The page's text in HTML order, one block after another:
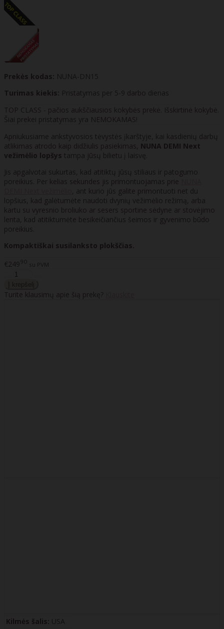
Prekės kodas: NUNA-DN15
Turimas kiekis: Pristatymas per 5-9 darbo dienas
TOP CLASS - pačios aukščiausios kokybės prekė. Išskirtinė kokybė.
Šiai prekei pristatymas yra NEMOKAMAS!
Apniukusiame ankstyvosios tėvystės įkarštyje, kai kasdienių darbų
atlikimas atrodo kaip didžiulis pasiekimas, NUNA DEMI Next
vežimėlio lopšys tampa jūsų bilietu į laisvę.
Jis apgalvotai sukurtas, kad atitiktų jūsų stiliaus ir patogumo
poreikius. Per kelias sekundes jis primontuojamas prie
, ant kurio jūs galite primontuoti net du
lopšius, kad galėtumėte naudoti dvynių vežimėlio režimą, arba
kartu su vyresnio broliuko ar sesers sportine sėdyne ar stovėjimo
lenta, kad atitiktumėte besikeičiančius šeimos ir gyvenimo būdo
poreikius.
Kompaktiškai susilanksto plokščias.
€24990 su PVM
Turite klausimų apie šią prekę?
Kilmės šalis: USA